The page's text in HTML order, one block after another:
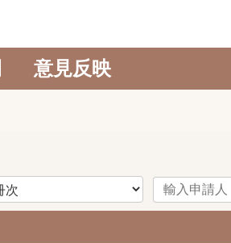
意見反映
申請人